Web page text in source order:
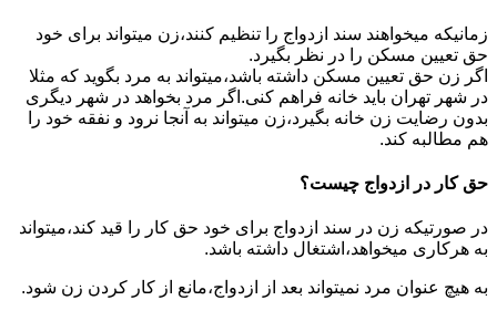
زمانیکه میخواهند سند ازدواج را تنظیم کنند،زن میتواند برای خود
حق تعیین مسکن را در نظر بگیرد.
اگر زن حق تعیین مسکن داشته باشد،میتواند به مرد بگوید که مثلا
در شهر تهران باید خانه فراهم کنی.اگر مرد بخواهد در شهر دیگری
بدون رضایت زن خانه بگیرد،زن میتواند به آنجا نرود و نفقه خود را
هم مطالبه کند.
حق کار در ازدواج چیست؟
در صورتیکه زن در سند ازدواج برای خود حق کار را قید کند،میتواند
به هرکاری میخواهد،اشتغال داشته باشد.
به هیچ عنوان مرد نمیتواند بعد از ازدواج،مانع از کار کردن زن شود.